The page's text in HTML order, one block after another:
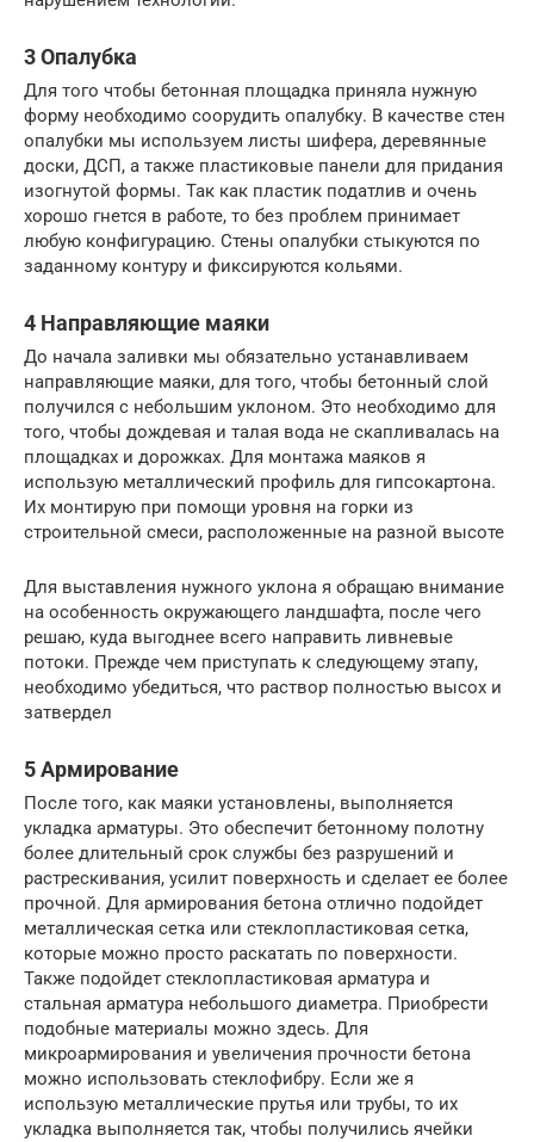
3 Опалубка
Для того чтобы бетонная площадка приняла нужную
форму необходимо соорудить опалубку. В качестве стен
опалубки мы используем листы шифера, деревянные
доски, ДСП, а также пластиковые панели для придания
изогнутой формы. Так как пластик податлив и очень
хорошо гнется в работе, то без проблем принимает
любую конфигурацию. Стены опалубки стыкуются по
заданному контуру и фиксируются кольями.
4 Направляющие маяки
До начала заливки мы обязательно устанавливаем
направляющие маяки, для того, чтобы бетонный слой
получился с небольшим уклоном. Это необходимо для
того, чтобы дождевая и талая вода не скапливалась на
площадках и дорожках. Для монтажа маяков я
использую металлический профиль для гипсокартона.
Их монтирую при помощи уровня на горки из
строительной смеси, расположенные на разной высоте
Для выставления нужного уклона я обращаю внимание
на особенность окружающего ландшафта, после чего
решаю, куда выгоднее всего направить ливневые
потоки. Прежде чем приступать к следующему этапу,
необходимо убедиться, что раствор полностью высох и
затвердел
5 Армирование
После того, как маяки установлены, выполняется
укладка арматуры. Это обеспечит бетонному полотну
более длительный срок службы без разрушений и
растрескивания, усилит поверхность и сделает ее более
прочной. Для армирования бетона отлично подойдет
металлическая сетка или стеклопластиковая сетка,
которые можно просто раскатать по поверхности.
Также подойдет стеклопластиковая арматура и
стальная арматура небольшого диаметра. Приобрести
подобные материалы можно здесь. Для
микроармирования и увеличения прочности бетона
можно использовать стеклофибру. Если же я
использую металлические прутья или трубы, то их
укладка выполняется так, чтобы получились ячейки